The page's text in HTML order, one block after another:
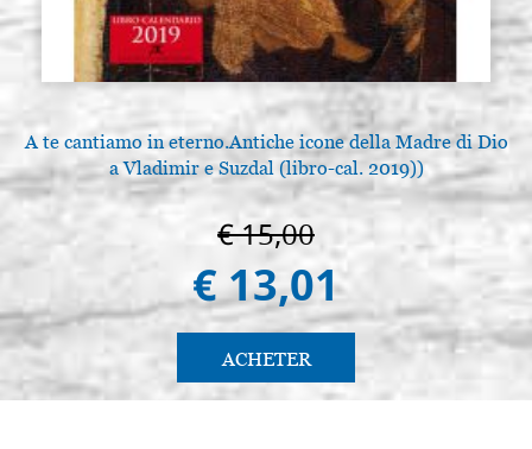
A te cantiamo in eterno.Antiche icone della Madre di Dio
a Vladimir e Suzdal (libro-cal. 2019))
€ 15,00
€ 13,01
ACHETER